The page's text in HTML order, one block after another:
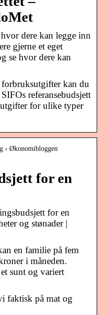
dere kan legge inn
gjerne et eget
se hvor dere kan
kan du
referansebudsjett
for ulike typer
› Økonomibloggen
for en
for en
og stønader |
en familie på fem
i måneden.
sunt og variert
faktisk på mat og